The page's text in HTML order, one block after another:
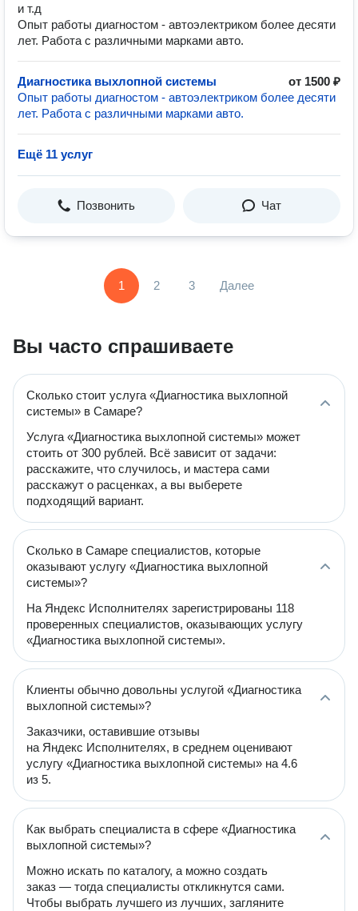
и т.д
Опыт работы диагностом - автоэлектриком более десяти
лет. Работа с различными марками авто.
Диагностика выхлопной системы
от 1500 ₽
Опыт работы диагностом - автоэлектриком более десяти
лет. Работа с различными марками авто.
Ещё 11 услуг
Позвонить Чат
1 2 3 Далее
Вы часто спрашиваете
Сколько стоит услуга «Диагностика выхлопной
системы» в Самаре?
Услуга «Диагностика выхлопной системы» может
стоить от 300 рублей. Всё зависит от задачи:
расскажите, что случилось, и мастера сами
расскажут о расценках, а вы выберете
подходящий вариант.
Сколько в Самаре специалистов, которые
оказывают услугу «Диагностика выхлопной
системы»?
На Яндекс Исполнителях зарегистрированы 118
проверенных специалистов, оказывающих услугу
«Диагностика выхлопной системы».
Клиенты обычно довольны услугой «Диагностика
выхлопной системы»?
Заказчики, оставившие отзывы
на Яндекс Исполнителях, в среднем оценивают
услугу «Диагностика выхлопной системы» на 4.6
из 5.
Как выбрать специалиста в сфере «Диагностика
выхлопной системы»?
Можно искать по каталогу, а можно создать
заказ — тогда специалисты откликнутся сами.
Чтобы выбрать лучшего из лучших, загляните